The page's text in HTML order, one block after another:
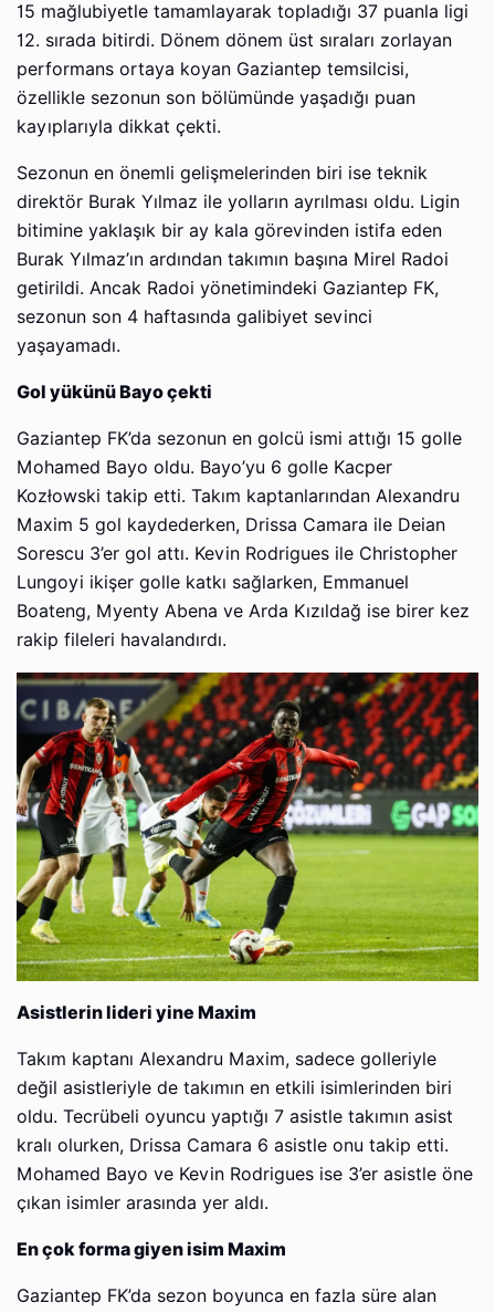
15 mağlubiyetle tamamlayarak topladığı 37 puanla ligi
12. sırada bitirdi. Dönem dönem üst sıraları zorlayan
performans ortaya koyan Gaziantep temsilcisi,
özellikle sezonun son bölümünde yaşadığı puan
kayıplarıyla dikkat çekti.
Sezonun en önemli gelişmelerinden biri ise teknik
direktör Burak Yılmaz ile yolların ayrılması oldu. Ligin
bitimine yaklaşık bir ay kala görevinden istifa eden
Burak Yılmaz’ın ardından takımın başına Mirel Radoi
getirildi. Ancak Radoi yönetimindeki Gaziantep FK,
sezonun son 4 haftasında galibiyet sevinci
yaşayamadı.
Gol yükünü Bayo çekti
Gaziantep FK’da sezonun en golcü ismi attığı 15 golle
Mohamed Bayo oldu. Bayo’yu 6 golle Kacper
Kozłowski takip etti. Takım kaptanlarından Alexandru
Maxim 5 gol kaydederken, Drissa Camara ile Deian
Sorescu 3’er gol attı. Kevin Rodrigues ile Christopher
Lungoyi ikişer golle katkı sağlarken, Emmanuel
Boateng, Myenty Abena ve Arda Kızıldağ ise birer kez
rakip fileleri havalandırdı.
Asistlerin lideri yine Maxim
Takım kaptanı Alexandru Maxim, sadece golleriyle
değil asistleriyle de takımın en etkili isimlerinden biri
oldu. Tecrübeli oyuncu yaptığı 7 asistle takımın asist
kralı olurken, Drissa Camara 6 asistle onu takip etti.
Mohamed Bayo ve Kevin Rodrigues ise 3’er asistle öne
çıkan isimler arasında yer aldı.
En çok forma giyen isim Maxim
Gaziantep FK’da sezon boyunca en fazla süre alan